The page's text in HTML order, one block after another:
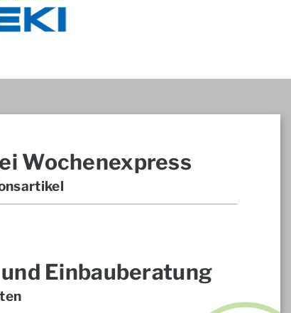
Wochenexpress
Einbauberatung